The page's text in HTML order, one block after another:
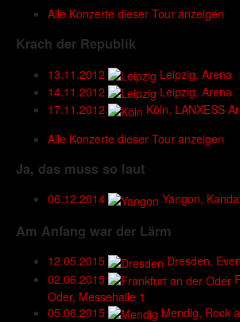
Alle Konzerte dieser Tour anzeigen
Krach der Republik
13.11.2012
Leipzig, Arena
14.11.2012
Leipzig, Arena
17.11.2012
Köln, LANXESS
Alle Konzerte dieser Tour anzeigen
Ja, das muss so laut
06.12.2014 Yangon,
Am Anfang war der Lärm
12.05.2015
Dresden,
02.06.2015
Oder, Messehalle 1
05.06.2015
Mendig, Rock